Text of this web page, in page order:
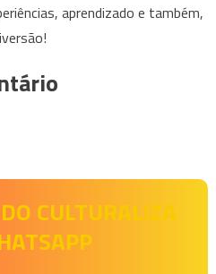
aprendizado e também,
CULTURALIZA